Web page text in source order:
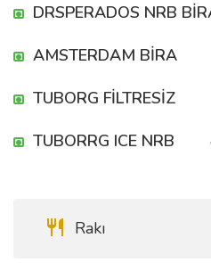
DRSPERADOS NRB
AMSTERDAM BİRA
TUBORG FİLTRESİZ
TUBORRG ICE NRB
Rakı